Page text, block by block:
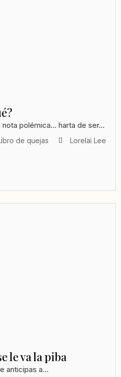
polémica… harta de ser...
de quejas Lorelai Lee
le va la piba
anticipas a...